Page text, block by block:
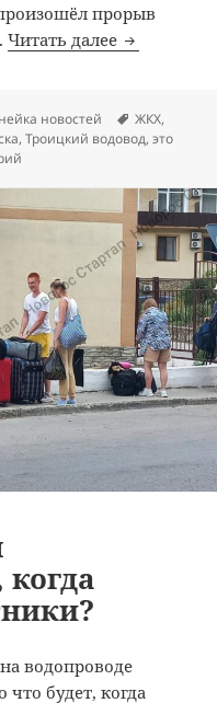
прорыв
Читать далее В
новостей Метки
ЖКХ,
,Троицкий водовод,это
водопроводе
что будет, когда